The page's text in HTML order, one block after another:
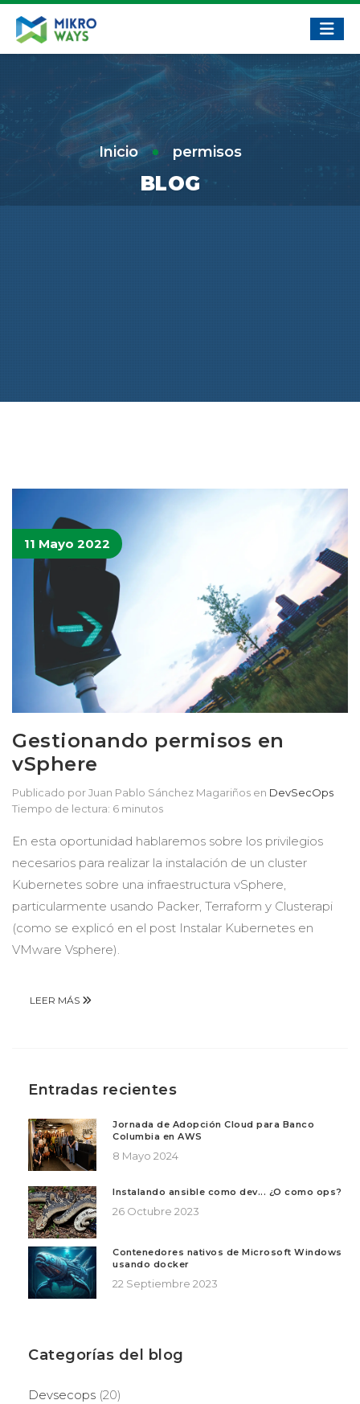
Inicio permisos
BLOG
11 Mayo 2022
Gestionando permisos en
vSphere
Publicado por Juan Pablo Sánchez Magariños en DevSecOps
Tiempo de lectura: 6 minutos
En esta oportunidad hablaremos sobre los privilegios
necesarios para realizar la instalación de un cluster
Kubernetes sobre una infraestructura vSphere,
particularmente usando Packer, Terraform y Clusterapi
(como se explicó en el post Instalar Kubernetes en
VMware Vsphere).
LEER MÁS
Entradas recientes
Jornada de Adopción Cloud para Banco
Columbia en AWS
8 Mayo 2024
Instalando ansible como dev... ¿O como ops?
26 Octubre 2023
Contenedores nativos de Microsoft Windows
usando docker
22 Septiembre 2023
Categorías del blog
Devsecops (20)